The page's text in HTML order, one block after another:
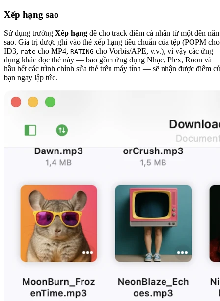
Xếp hạng sao
Sử dụng trường Xếp hạng để cho track điểm cá nhân từ một đến
sao. Giá trị được ghi vào thẻ xếp hạng tiêu chuẩn của tệp (POPM cho
ID3, rate cho MP4, RATING cho Vorbis/APE, v.v.), vì vậy các ứng
dụng khác đọc thẻ này — bao gồm ứng dụng Nhạc, Plex, Roon và
hầu hết các trình chỉnh sửa thẻ trên máy tính — sẽ nhận được điểm
bạn ngay lập tức.